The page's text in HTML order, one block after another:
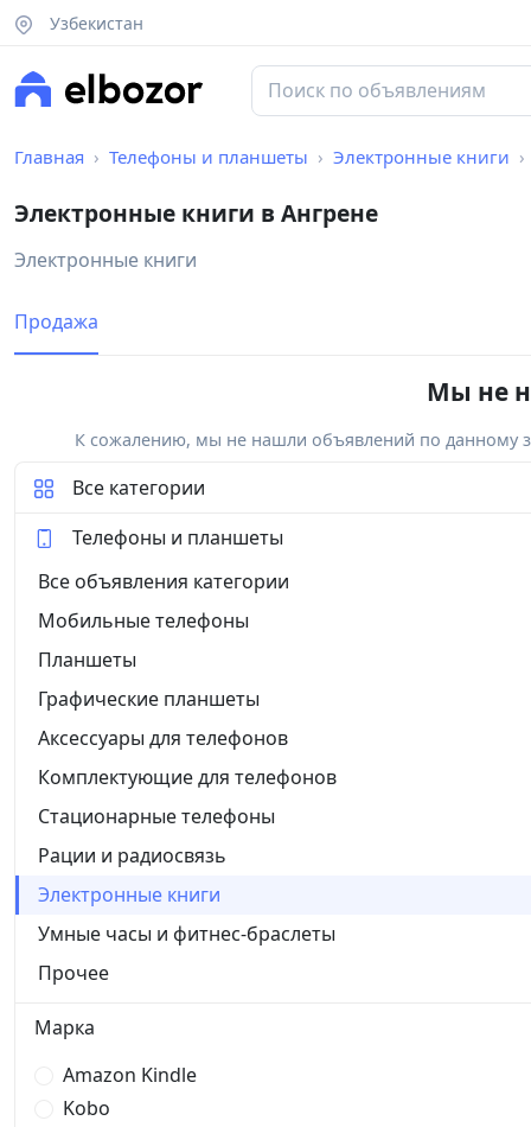
Узбекистан
Главная Телефоны и планшеты Электронные книги
Электронные книги в Ангрене
Электронные книги
Продажа
Мы не
К сожалению, мы не нашли объявлений по данному
Все категории
Телефоны и планшеты
Все объявления категории
Мобильные телефоны
Планшеты
Графические планшеты
Аксессуары для телефонов
Комплектующие для телефонов
Стационарные телефоны
Рации и радиосвязь
Электронные книги
Умные часы и фитнес-браслеты
Прочее
Марка
Amazon Kindle
Kobo